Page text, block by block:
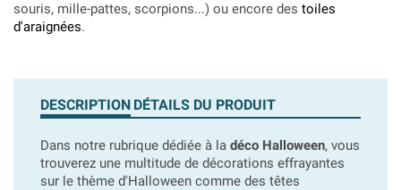
souris, mille-pattes, scorpions...) ou encore des toiles
d'araignées.
DESCRIPTION DÉTAILS DU PRODUIT
Dans notre rubrique dédiée à la déco Halloween, vous
trouverez une multitude de décorations effrayantes
sur le thème d'Halloween comme des têtes